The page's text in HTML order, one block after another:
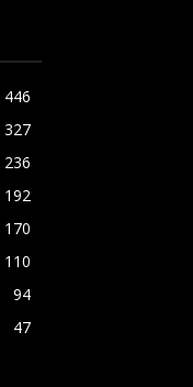
446
327
236
192
170
110
94
47